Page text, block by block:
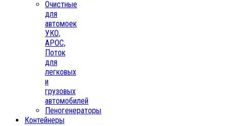
Очистные
для
автомоек
УКО,
АРОС,
Поток
для
легковых
и
грузовых
автомобилей
Пеногенераторы
Контейнеры